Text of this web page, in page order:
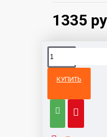
1335
КУПИТЬ
категории